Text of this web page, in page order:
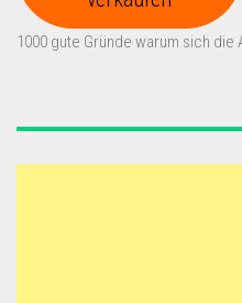
1000 gute Gründe warum sich die